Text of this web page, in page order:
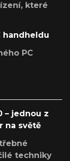
které
handheldu
PC
– jednou z
na světě
techniky